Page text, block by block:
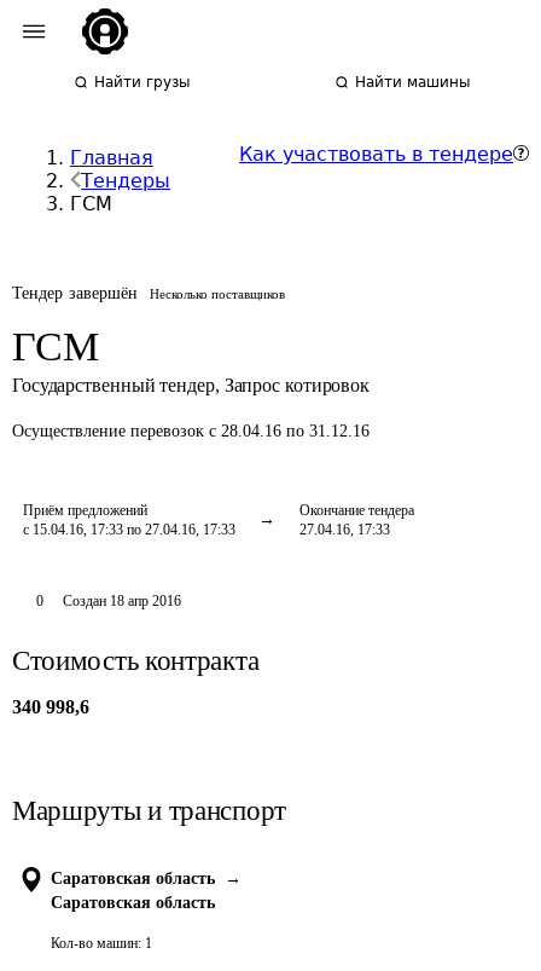
Найти грузы Найти машины
Главная
Тендеры
ГСМ
Как участвовать в тендере
Тендер завершён Несколько поставщиков
ГСМ
Государственный тендер, Запрос котировок
Осуществление перевозок с 28.04.16 по 31.12.16
Приём предложений
с 15.04.16, 17:33 по 27.04.16, 17:33
Окончание тендера
27.04.16, 17:33
0 Создан 18 апр 2016
Стоимость контракта
340 998,6
Маршруты и транспорт
Саратовская область
→
Саратовская область
Кол-во машин: 1